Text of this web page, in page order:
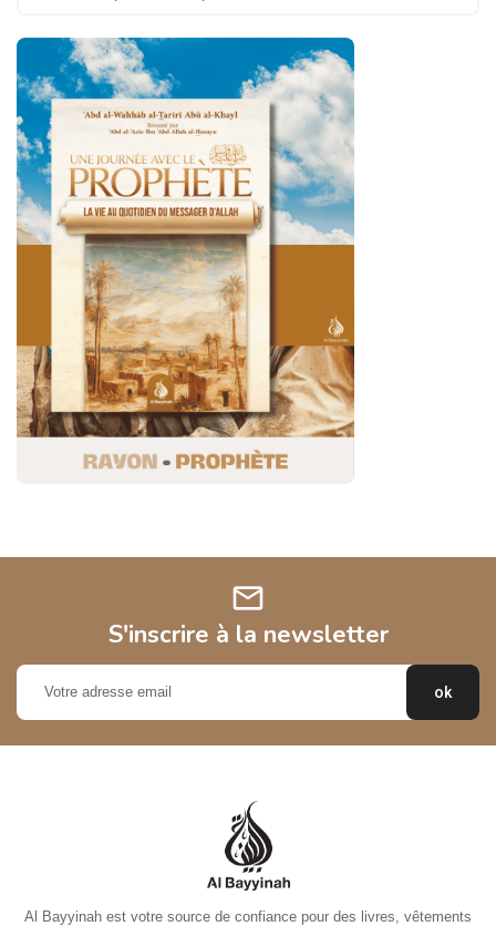
mail
S'inscrire à la newsletter
Al Bayyinah est votre source de confiance pour des livres, vêtements